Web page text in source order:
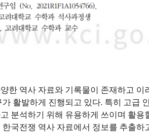
한 역사 자료와 기록물이 존재하고
활발하게 진행되고 있다. 특히 고급
분석하기 위해 유용하게 쓰이며 활
국전쟁 역사 자료에서 정보를 추출